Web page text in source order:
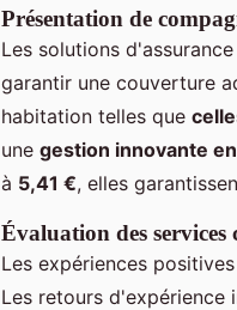
Présentation de
Les solutions
garantir une couverture
habitation telles que
une gestion innovante
à 5,41 €, elles
Évaluation des services
Les expériences
Les retours d'expérience